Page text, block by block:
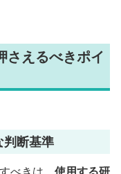
さえるべきポイ
判断基準